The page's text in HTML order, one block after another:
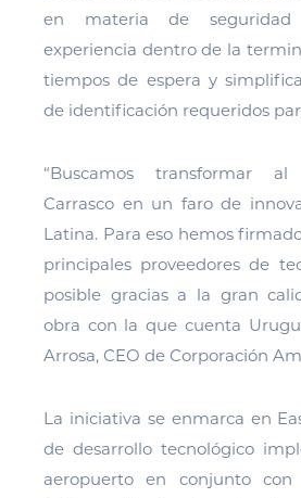
en materia de
experiencia dentro de la
tiempos de espera y
de identificación requeridos
“Buscamos transformar
Carrasco en un faro de
Latina. Para eso hemos
principales proveedores de
posible gracias a la gran
obra con la que cuenta
Arrosa, CEO de Corporación
La iniciativa se enmarca en
de desarrollo tecnológico
aeropuerto en conjunto